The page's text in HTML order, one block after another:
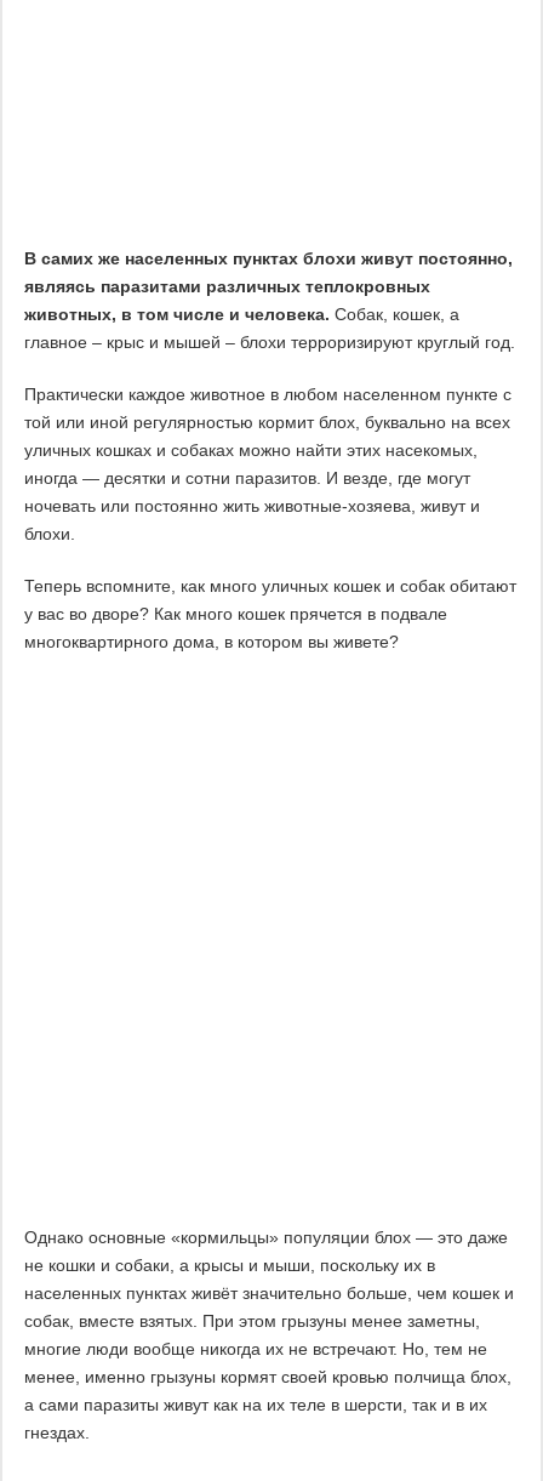
В самих же населенных пунктах блохи живут постоянно,
являясь паразитами различных теплокровных
животных, в том числе и человека. Собак, кошек, а
главное – крыс и мышей – блохи терроризируют круглый год.
Практически каждое животное в любом населенном пункте с
той или иной регулярностью кормит блох, буквально на всех
уличных кошках и собаках можно найти этих насекомых,
иногда — десятки и сотни паразитов. И везде, где могут
ночевать или постоянно жить животные-хозяева, живут и
блохи.
Теперь вспомните, как много уличных кошек и собак обитают
у вас во дворе? Как много кошек прячется в подвале
многоквартирного дома, в котором вы живете?
Однако основные «кормильцы» популяции блох — это даже
не кошки и собаки, а крысы и мыши, поскольку их в
населенных пунктах живёт значительно больше, чем кошек и
собак, вместе взятых. При этом грызуны менее заметны,
многие люди вообще никогда их не встречают. Но, тем не
менее, именно грызуны кормят своей кровью полчища блох,
а сами паразиты живут как на их теле в шерсти, так и в их
гнездах.